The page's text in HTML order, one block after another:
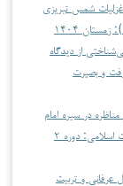
شمس تبریزی
از دیدگاه
و بصیرت
در سیره امام
معرفت و بصیرت اسلامی: دوره ۲
عرفانی و تربیت